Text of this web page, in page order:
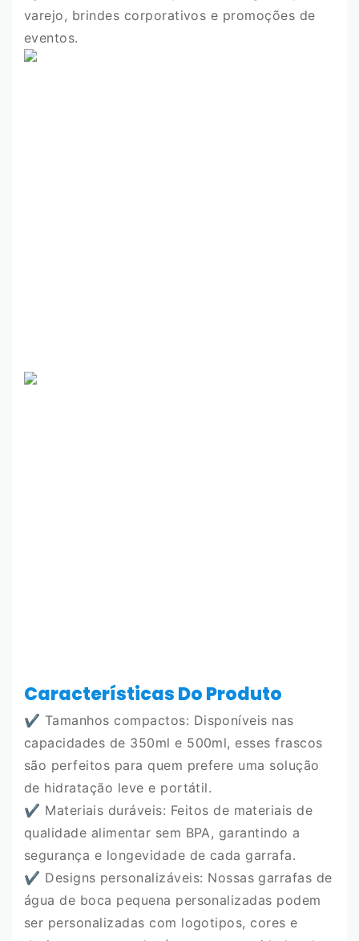
varejo, brindes corporativos e promoções de
eventos.
Características Do Produto
✔ Tamanhos compactos: Disponíveis nas
capacidades de 350ml e 500ml, esses frascos
são perfeitos para quem prefere uma solução
de hidratação leve e portátil.
✔ Materiais duráveis: Feitos de materiais de
qualidade alimentar sem BPA, garantindo a
segurança e longevidade de cada garrafa.
✔ Designs personalizáveis: Nossas garrafas de
água de boca pequena personalizadas podem
ser personalizadas com logotipos, cores e